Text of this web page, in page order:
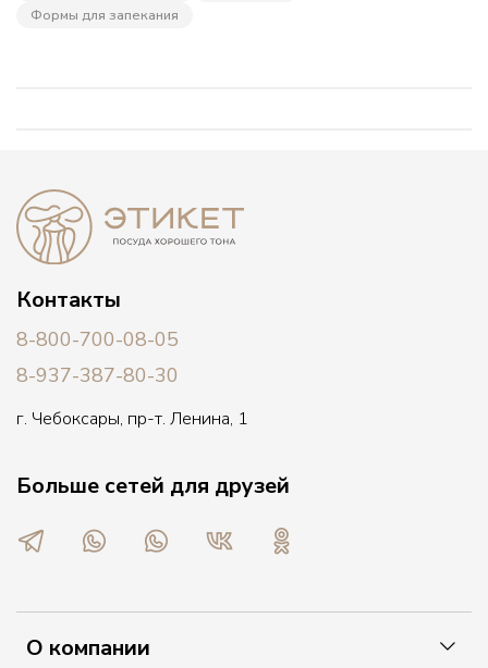
Формы для запекания
О компании
Контакты
8-800-700-08-05
8-937-387-80-30
г. Чебоксары, пр-т. Ленина, 1
Больше сетей для друзей